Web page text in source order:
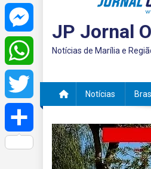
JP Jornal
Notícias de Marília e
Notícias
Facebook
Messenger
WhatsApp
Twitter
Share